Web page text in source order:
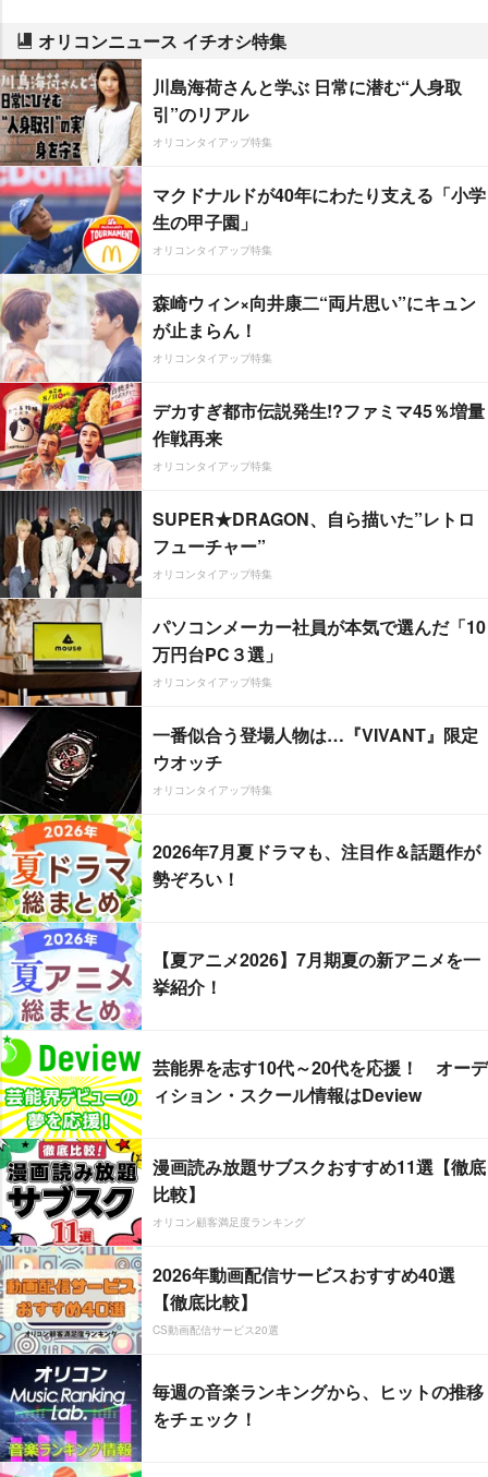
オリコンニュース イチオシ特集
川島海荷さんと学ぶ 日常に潜む“人身取
引”のリアル
オリコンタイアップ特集
マクドナルドが40年にわたり支える「小学
生の甲子園」
オリコンタイアップ特集
森崎ウィン×向井康二“両片思い”にキュン
が止まらん！
オリコンタイアップ特集
デカすぎ都市伝説発生!?ファミマ45％増量
作戦再来
オリコンタイアップ特集
SUPER★DRAGON、自ら描いた”レトロ
フューチャー”
オリコンタイアップ特集
パソコンメーカー社員が本気で選んだ「10
万円台PC３選」
オリコンタイアップ特集
一番似合う登場人物は…『VIVANT』限定
ウオッチ
オリコンタイアップ特集
2026年7月夏ドラマも、注目作＆話題作が
勢ぞろい！
【夏アニメ2026】7月期夏の新アニメを一
挙紹介！
芸能界を志す10代～20代を応援！ オーデ
ィション・スクール情報はDeview
漫画読み放題サブスクおすすめ11選【徹底
比較】
オリコン顧客満足度ランキング
2026年動画配信サービスおすすめ40選
【徹底比較】
CS動画配信サービス20選
毎週の音楽ランキングから、ヒットの推移
をチェック！